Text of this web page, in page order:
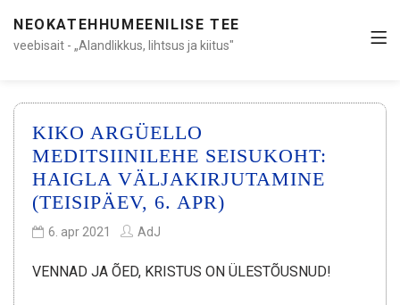
NEOKATEHHUMEENILISE TEE
veebisait - „Alandlikkus, lihtsus ja kiitus"
KIKO ARGÜELLO
MEDITSIINILEHE SEISUKOHT:
HAIGLA VÄLJAKIRJUTAMINE
(TEISIPÄEV, 6. APR)
6. apr 2021 AdJ
VENNAD JA ÕED, KRISTUS ON ÜLESTÕUSNUD!